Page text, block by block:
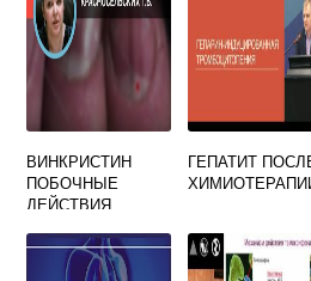
ВИНКРИСТИН
ПОБОЧНЫЕ
ДЕЙСТВИЯ
ХИМИОТЕРАПИИ
У ДЕТЕЙ
ГЕПАТИТ